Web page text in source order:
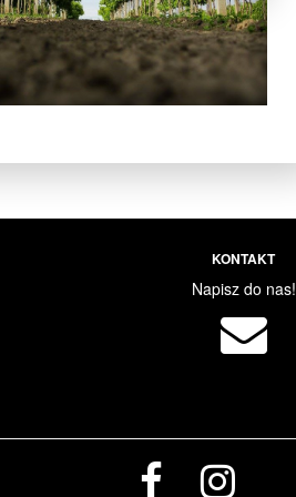
KONTAKT
Napisz do nas!